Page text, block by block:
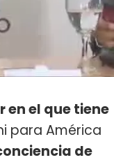
en el que tiene
para América
de